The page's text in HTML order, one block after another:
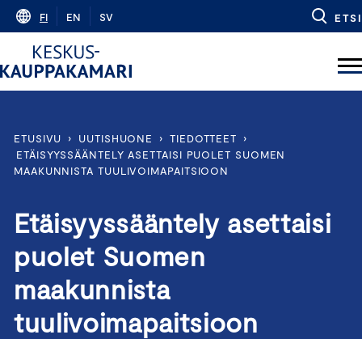
Skip
content
FI EN SV ETSI
ETUSIVU › UUTISHUONE › TIEDOTTEET
›
ETÄISYYSSÄÄNTELY ASETTAISI PUOLET SUOMEN
MAAKUNNISTA TUULIVOIMAPAITSIOON
Etäisyyssääntely asettaisi
puolet Suomen
maakunnista
tuulivoimapaitsioon